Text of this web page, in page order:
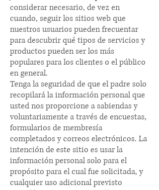
considerar necesario, de vez en
cuando, seguir los sitios web que
nuestros usuarios pueden frecuentar
para descubrir qué tipos de servicios y
productos pueden ser los más
populares para los clientes o el público
en general.
Tenga la seguridad de que el padre solo
recopilará la información personal que
usted nos proporcione a sabiendas y
voluntariamente a través de encuestas,
formularios de membresía
completados y correos electrónicos. La
intención de este sitio es usar la
información personal solo para el
propósito para el cual fue solicitada, y
cualquier uso adicional previsto